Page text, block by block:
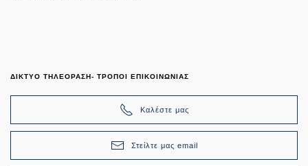
ΔΙΚΤΥΟ ΤΗΛΕΟΡΑΣΗ- ΤΡΟΠΟΙ ΕΠΙΚΟΙΝΩΝΙΑΣ
Καλέστε μας
Στείλτε μας email